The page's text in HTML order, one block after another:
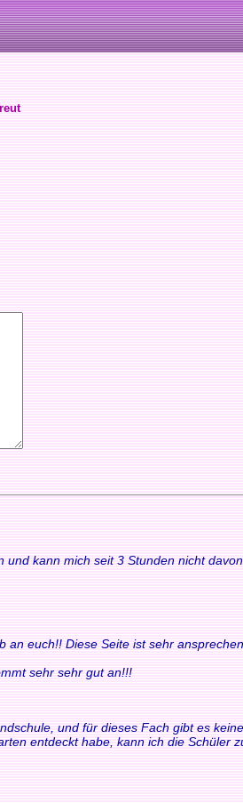
kann mich seit 3 Stunden nicht
euch!! Diese Seite ist sehr
sehr sehr gut an!!!
und für dieses Fach gibt es
entdeckt habe, kann ich die